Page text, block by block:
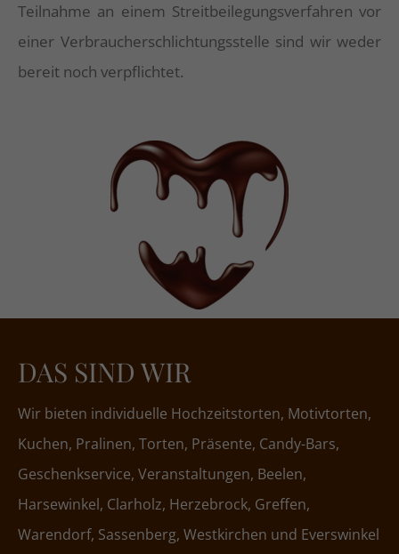
Teilnahme an einem Streitbeilegungsverfahren vor
einer Verbraucherschlichtungsstelle sind wir weder
bereit noch verpflichtet.
DAS SIND WIR
Wir bieten individuelle Hochzeitstorten, Motivtorten,
Kuchen, Pralinen, Torten, Präsente, Candy-Bars,
Geschenkservice, Veranstaltungen, Beelen,
Harsewinkel, Clarholz, Herzebrock, Greffen,
Warendorf, Sassenberg, Westkirchen und Everswinkel